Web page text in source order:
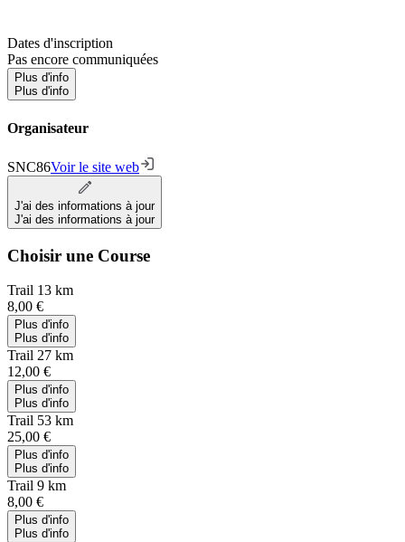
Dates d'inscription
Pas encore communiquées
Plus d'info
Plus d'info
Organisateur
SNC86Voir le site web
J'ai des informations à jour
J'ai des informations à jour
Choisir une Course
Trail 13 km
8,00 €
Plus d'info
Plus d'info
Trail 27 km
12,00 €
Plus d'info
Plus d'info
Trail 53 km
25,00 €
Plus d'info
Plus d'info
Trail 9 km
8,00 €
Plus d'info
Plus d'info